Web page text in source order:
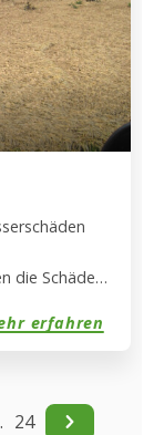
die Schäden
Sorge dem
erfahren
24